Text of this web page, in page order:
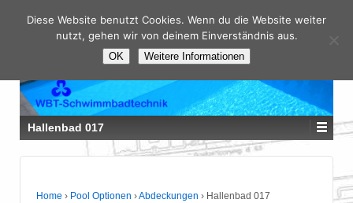
Hallenbad 017
Home › Pool Optionen ›Abdeckungen › Hallenbad 017
Diese Website benutzt Cookies. Wenn du die Website weiter
nutzt, gehen wir von deinem Einverständnis aus.
OK Weitere Informationen